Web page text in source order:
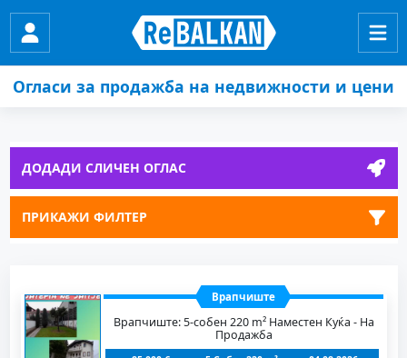
Огласи за продажба на недвижности и цени
ДОДАДИ СЛИЧЕН ОГЛАС
ПРИКАЖИ ФИЛТЕР
Врапчиште
Врапчиште: 5-собен 220 m² Наместен Куќа - На
Продажба